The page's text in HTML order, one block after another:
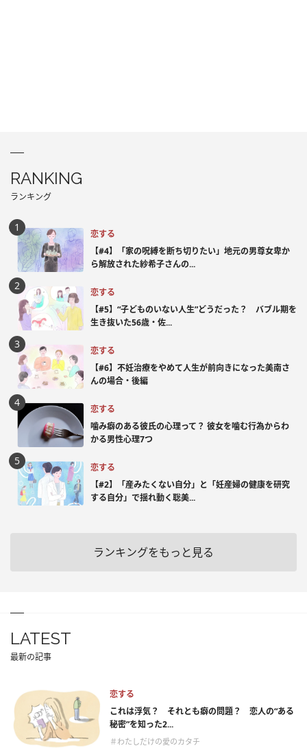
RANKING
ランキング
恋する
【#4】「家の呪縛を断ち切りたい」地元の男尊女卑か
ら解放された紗希子さんの...
恋する
【#5】“子どものいない人生”どうだった？ バブル期を
生き抜いた56歳・佐...
恋する
【#6】不妊治療をやめて人生が前向きになった美南さ
んの場合・後編
恋する
噛み癖のある彼氏の心理って？ 彼女を噛む行為からわ
かる男性心理7つ
恋する
【#2】「産みたくない自分」と「妊産婦の健康を研究
する自分」で揺れ動く聡美...
ランキングをもっと見る
LATEST
最新の記事
恋する
これは浮気？ それとも癖の問題？ 恋人の“ある
秘密”を知った2...
＃わたしだけの愛のカタチ